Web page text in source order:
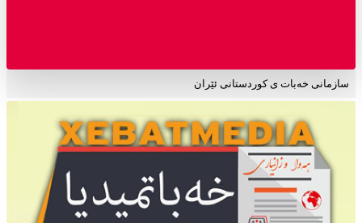
سازمانی خەبات ی کوردستانی ئێران